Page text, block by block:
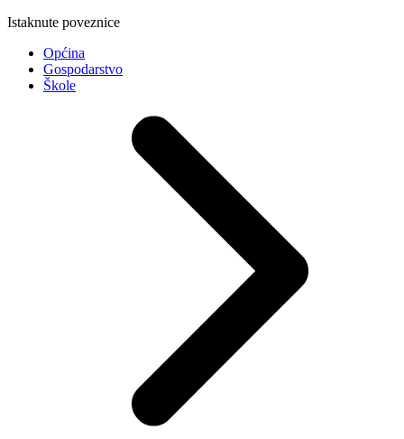
Istaknute poveznice
Općina
Gospodarstvo
Škole